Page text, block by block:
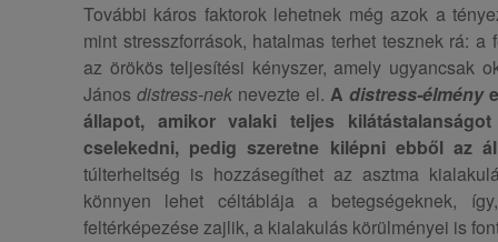
További káros faktorok lehetnek még azok a
mint stresszforrások, hatalmas terhet tesznek rá: a
az örökös teljesítési kényszer, amely ugyancsak
János distress-nek nevezte el. A distress-élmény
állapot, amikor valaki teljes
cselekedni, pedig szeretne kilépni ebből az
túlterheltség is hozzásegíthet az asztma
könnyen lehet céltáblája a betegségeknek,
feltérképezése zajlik, a kialakulás körülményei is